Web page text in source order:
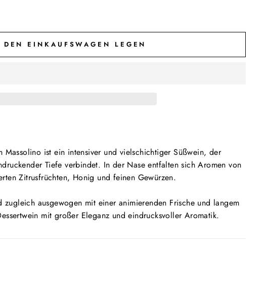
EINKAUFSWAGEN LEGEN
ist ein intensiver und vielschichtiger Süßwein, der
Tiefe verbindet. In der Nase entfalten sich Aromen von
Zitrusfrüchten, Honig und feinen Gewürzen.
ausgewogen mit einer animierenden Frische und langem
mit großer Eleganz und eindrucksvoller Aromatik.